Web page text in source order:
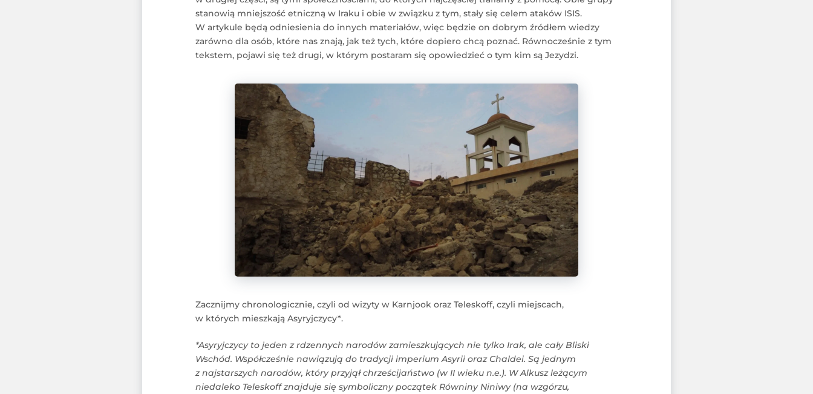
stanowią mniejszość etniczną w Iraku i obie w związku z tym, stały się celem ataków ISIS.
W artykule będą odniesienia do innych materiałów, więc będzie on dobrym źródłem wiedzy
zarówno dla osób, które nas znają, jak też tych, które dopiero chcą poznać. Równocześnie z tym
tekstem, pojawi się też drugi, w którym postaram się opowiedzieć o tym kim są Jezydzi.
Zacznijmy chronologicznie, czyli od wizyty w Karnjook oraz Teleskoff, czyli miejscach,
w których mieszkają Asyryjczycy*.
*Asyryjczycy to jeden z rdzennych narodów zamieszkujących nie tylko Irak, ale cały Bliski
Wschód. Współcześnie nawiązują do tradycji imperium Asyrii oraz Chaldei. Są jednym
z najstarszych narodów, który przyjął chrześcijaństwo (w II wieku n.e.). W Alkusz leżącym
niedaleko Teleskoff znajduje się symboliczny początek Równiny Niniwy (na wzgórzu,